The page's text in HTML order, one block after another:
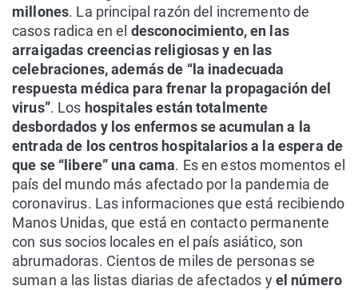
millones. La principal razón del incremento de
casos radica en el desconocimiento, en las
arraigadas creencias religiosas y en las
celebraciones, además de “la inadecuada
respuesta médica para frenar la propagación del
virus”. Los hospitales están totalmente
desbordados y los enfermos se acumulan a la
entrada de los centros hospitalarios a la espera de
que se “libere” una cama. Es en estos momentos el
país del mundo más afectado por la pandemia de
coronavirus. Las informaciones que está recibiendo
Manos Unidas, que está en contacto permanente
con sus socios locales en el país asiático, son
abrumadoras. Cientos de miles de personas se
suman a las listas diarias de afectados yel número